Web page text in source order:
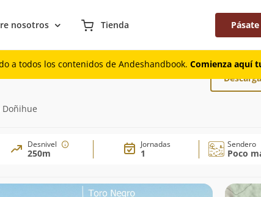
nosotros Tienda
a todos los contenidos de Andeshandbook. Comienza aquí
Desnivel
250m
Jornadas
1
Sendero
Poco